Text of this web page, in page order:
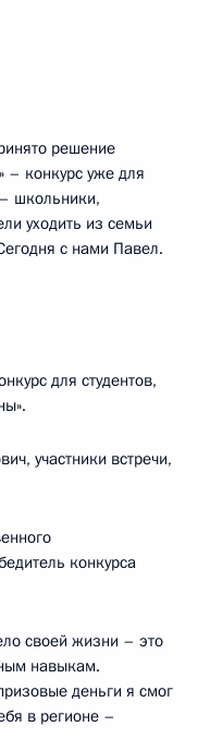
решение
– конкурс уже для
– школьники,
уходить из семьи
с нами Павел.
для студентов,
участники встречи,
конкурса
своей жизни – это
навыкам.
деньги я смог
в регионе –